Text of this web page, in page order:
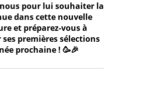
pour lui souhaiter la
dans cette nouvelle
et préparez-vous à
premières sélections
prochaine ! 🥳🎉